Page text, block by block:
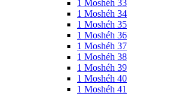
1 Moshéh 33
1 Moshéh 34
1 Moshéh 35
1 Moshéh 36
1 Moshéh 37
1 Moshéh 38
1 Moshéh 39
1 Moshéh 40
1 Moshéh 41